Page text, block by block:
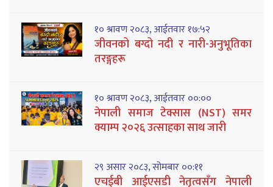
१० श्रावण २०८३, आईतवार १७:५२
जीवनको बग्दो नदी र नारी-अनुभूतिका
तरङ्गहरू
१० श्रावण २०८३, आईतवार ००:००
नेपाली समाज टेक्सास (NST) समर
क्याम्प २०२६ उत्साहका साथ जारी
२९ असार २०८३, सोमबार ००:११
एचईबी आईएसडी नेतृत्वसँग नेपाली